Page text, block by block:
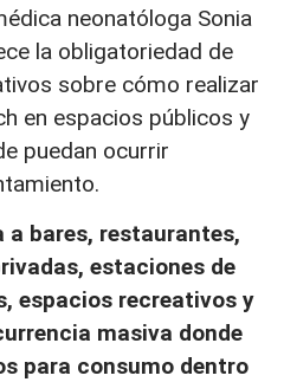
neonatóloga Sonia
la obligatoriedad de
sobre cómo realizar
en espacios públicos y
puedan ocurrir
bares, restaurantes,
estaciones de
espacios recreativos y
masiva donde
para consumo dentro